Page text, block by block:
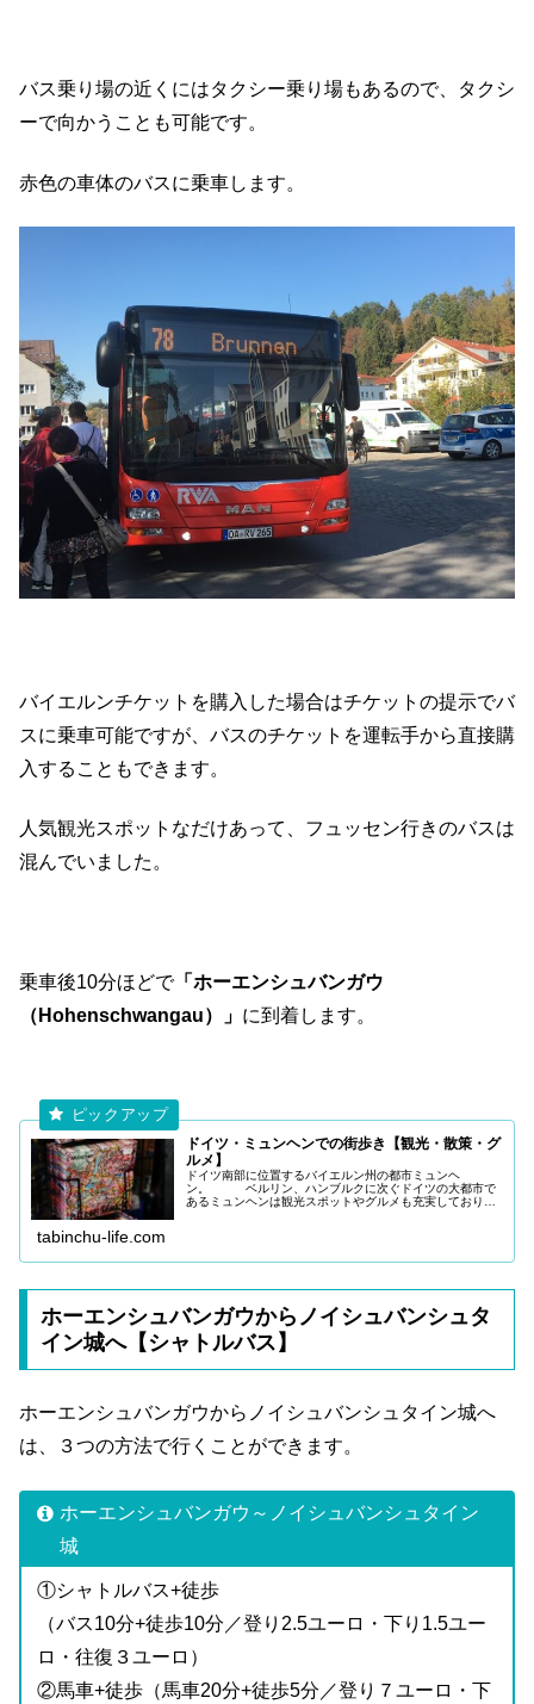
バス乗り場の近くにはタクシー乗り場もあるので、タクシ
ーで向かうことも可能です。
赤色の車体のバスに乗車します。
バイエルンチケットを購入した場合はチケットの提示でバ
スに乗車可能ですが、バスのチケットを運転手から直接購
入することもできます。
人気観光スポットなだけあって、フュッセン行きのバスは
混んでいました。
乗車後10分ほどで「ホーエンシュバンガウ
（Hohenschwangau）」 に到着します。
ドイツ・ミュンヘンでの街歩き【観光・散策・グ
ルメ】
ドイツ南部に位置するバイエルン州の都市ミュンヘ
ン。 ベルリン、ハンブルクに次ぐドイツの大都市で
あるミュンヘンは観光スポットやグルメも充実しており、
tabinchu-life.com
ホーエンシュバンガウからノイシュバンシュタ
イン城へ【シャトルバス】
ホーエンシュバンガウからノイシュバンシュタイン城へ
は、３つの方法で行くことができます。
ホーエンシュバンガウ～ノイシュバンシュタイン
城
①シャトルバス+徒歩
（バス10分+徒歩10分／登り2.5ユーロ・下り1.5ユー
ロ・往復３ユーロ）
②馬車+徒歩（馬車20分+徒歩5分／登り７ユーロ・下